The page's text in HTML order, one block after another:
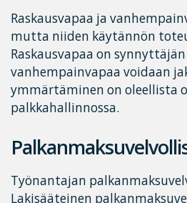
Raskausvapaa ja
mutta niiden käytännön
Raskausvapaa on
vanhempainvapaa voidaan
ymmärtäminen on oleellista
palkkahallinnossa.
Työnantajan
Lakisääteinen